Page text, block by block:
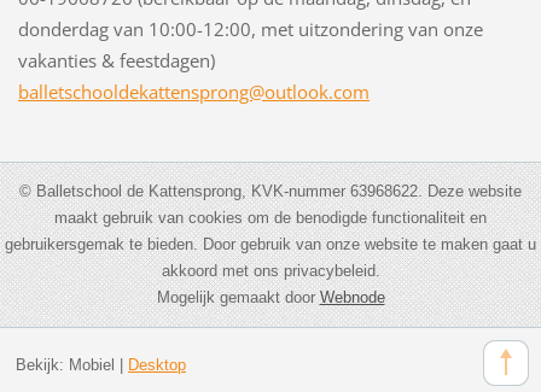
donderdag van 10:00-12:00, met uitzondering van onze
vakanties & feestdagen)
balletschooldekattensprong@outlook.com
© Balletschool de Kattensprong, KVK-nummer 63968622. Deze website
maakt gebruik van cookies om de benodigde functionaliteit en
gebruikersgemak te bieden. Door gebruik van onze website te maken gaat u
akkoord met ons privacybeleid.
Mogelijk gemaakt doorWebnode
Bekijk: Mobiel | Desktop